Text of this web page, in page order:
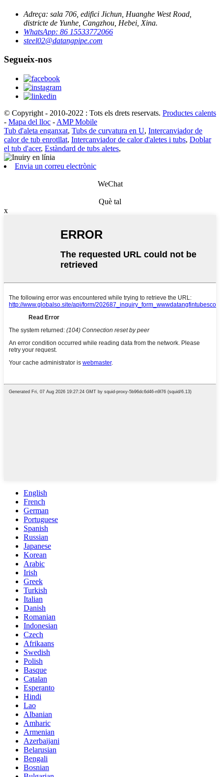
Adreça: sala 706, edifici Jichun, Huanghe West Road,
districte de Yunhe, Cangzhou, Hebei, Xina.
WhatsApp: 86 15533772066
steel02@datangpipe.com
Segueix-nos
© Copyright - 2010-2022 : Tots els drets reservats. Productes calents
- Mapa del lloc - AMP Mobile
Tub d'aleta enganxat, Tubs de curvatura en U, Intercanviador de
calor de tub enrotllat, Intercanviador de calor d'aletes i tubs, Doblar
el tub d'acer, Estàndard de tubs aletes,
Envia un correu electrònic
WeChat
Què tal
x
English
French
German
Portuguese
Spanish
Russian
Japanese
Korean
Arabic
Irish
Greek
Turkish
Italian
Danish
Romanian
Indonesian
Czech
Afrikaans
Swedish
Polish
Basque
Catalan
Esperanto
Hindi
Lao
Albanian
Amharic
Armenian
Azerbaijani
Belarusian
Bengali
Bosnian